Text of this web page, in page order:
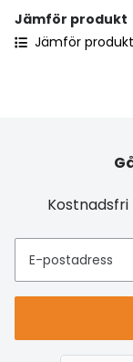
Jämför produkt
Jämför produkt
E-postadress